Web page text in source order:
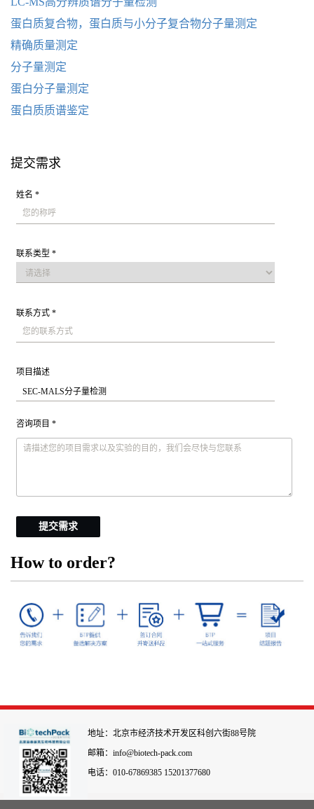
蛋白质复合物，蛋白质与小分子复合物分子量测定
精确质量测定
分子量测定
蛋白分子量测定
蛋白质质谱鉴定
提交需求
姓名 *
联系类型 *
联系方式 *
项目描述
咨询项目 *
提交需求
How to order?
地址：北京市经济技术开发区科创六街88号院
邮箱：info@biotech-pack.com
电话：010-67869385 15201377680